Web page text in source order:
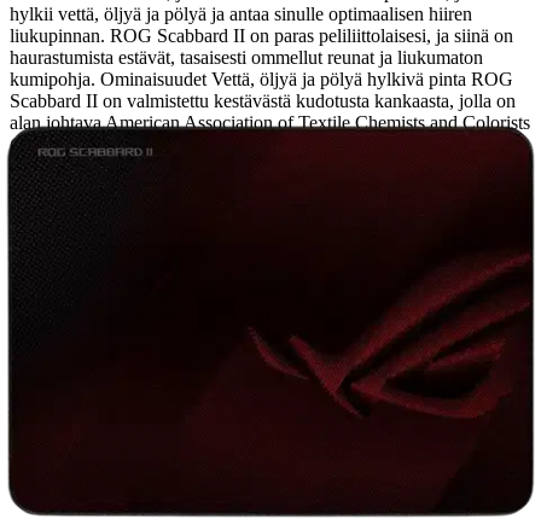
hylkii vettä, öljyä ja pölyä ja antaa sinulle optimaalisen hiiren
liukupinnan. ROG Scabbard II on paras peliliittolaisesi, ja siinä on
haurastumista estävät, tasaisesti ommellut reunat ja liukumaton
kumipohja. Ominaisuudet Vettä, öljyä ja pölyä hylkivä pinta ROG
Scabbard II on valmistettu kestävästä kudotusta kankaasta, jolla on
alan johtava American Association of Textile Chemists and Colorists
(AATCC) Grade 100 -luokan veden- ja Grade 2.5 -luokan
öljynkestävyys, joten se on suojattu vahingossa tapahtuvilta
roiskeilta ja helppo puhdistaa ja huoltaa. Siinä on suojaava
sotilasluokan nanopinnoite, joka takaa tasaisen ja herkästi reagoivan
seurantapinnan, joka kestää taistelussa. Pelikäyttöön optimoitu pinta
Tekstiilikudoksisessa pinnassa on erikoispinnoite, joka tekee siitä 1,5
kertaa sileämmän kuin tavallisista kankaista, jolloin saat sileän
pinnan riittävällä kitkalla, joka sopii erinomaisesti sekä optisille että
laserantureille. Se on 3 mm paksu ja luo hieman pehmustetun
pinnan, joka lisää pelimukavuutta. Repeytymättömät, tasaisesti
ommellut reunat ROG Scabbard II:n litteästi ommellut reunat
tekevät siitä 12 % ohuemman kuin tavallisista antifray-ommelluista
hiirimatoista. Ohuempi muotoilu vähentää ranteeseesi kohdistuvaa
rasitusta ja tekee pelaamisesta miellyttävämpää, ja kapeammat litteät
Vettä, öljyä ja pölyä hylkivä pinta